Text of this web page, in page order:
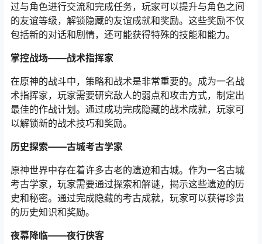
过与角色进行交流和完成任务，玩家可以提升与角色之间
的友谊等级，解锁隐藏的友谊成就和奖励。这些奖励不仅
包括新的对话和剧情，还可能获得特殊的技能和能力。
掌控战场——战术指挥家
在原神的战斗中，策略和战术是非常重要的。成为一名战
术指挥家，玩家需要研究敌人的弱点和攻击方式，制定出
最佳的作战计划。通过成功完成隐藏的战术成就，玩家可
以解锁新的战术技巧和奖励。
历史探索——古城考古学家
原神世界中存在着许多古老的遗迹和古城。作为一名古城
考古学家，玩家需要通过探索和解谜，揭示这些遗迹的历
史和秘密。通过完成隐藏的考古成就，玩家可以获得珍贵
的历史知识和奖励。
夜幕降临——夜行侠客